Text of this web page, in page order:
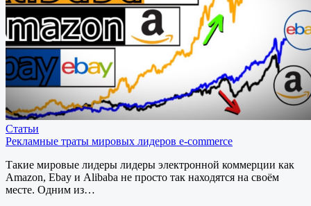
Статьи
Рекламные траты мировых лидеров e-commerce
Такие мировые лидеры лидеры электронной коммерции как
Amazon, Ebay и Alibaba не просто так находятся на своём
месте. Одним из…